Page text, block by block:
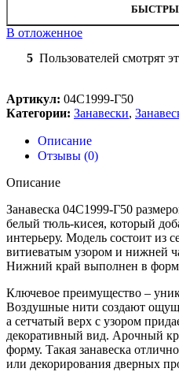
В отложенное
5 Пользователей смотрят
Артикул: 04С1999-Г50
Категории: Занавески,
Описание
Отзывы (0)
Описание
Занавеска 04С1999-Г50
белый тюль-кисея, который
интерьеру. Модель состоит из
витиеватым узором и нижней
Нижний край выполнен в
Ключевое преимущество –
Воздушные нити создают
а сетчатый верх с узором
декоративный вид. Арочный
форму. Такая занавеска
или декорирования дверных